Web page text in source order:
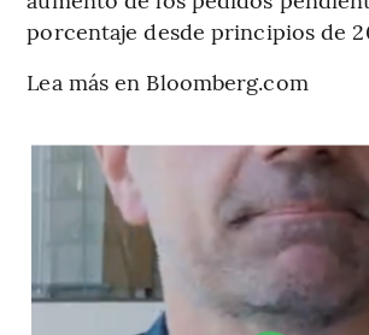
porcentaje desde principios de
Lea más en Bloomberg.com